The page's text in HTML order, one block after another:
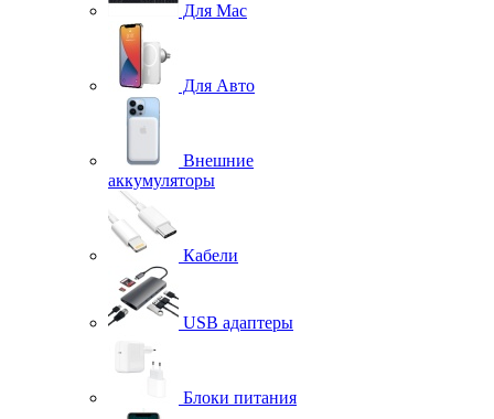
Для Mac
Для Авто
Внешние
аккумуляторы
Кабели
USB адаптеры
Блоки питания